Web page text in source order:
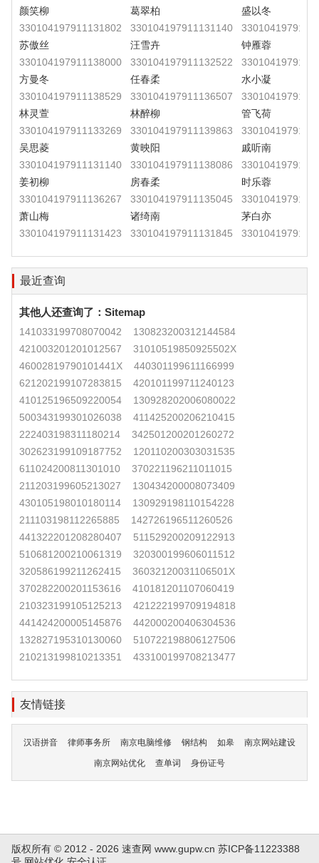
颜笑柳
330104197911131802
葛翠柏
330104197911131140
盛以冬
苏傲丝
330104197911138000
汪雪卉
330104197911132522
钟雁蓉
方曼冬
330104197911138529
任春柔
330104197911136507
水小凝
林灵萱
330104197911133269
林醉柳
330104197911139863
管飞荷
吴思菱
330104197911131140
黄映阳
330104197911138086
戚听南
姜初柳
330104197911136267
房春柔
330104197911135045
时乐蓉
萧山梅
330104197911131423
诸绮南
330104197911131845
茅白亦
最近查询
其他人还查询了： Sitemap
141033199708070042
130823200312144584
421003201201012567
31010519850925502X
46002819790101441X
440301199611166999
621202199107283815
420101199711240123
410125196509220054
130928202006080022
500343199301026038
411425200206210415
222403198311180214
342501200201260272
302623199109187752
120110200303031535
611024200811301010
370221196211011015
211203199605213027
130434200008073409
430105198010180114
130929198110154228
211103198112265885
142726196511260526
441322201208280407
511529200209122913
510681200210061319
320300199606011512
320586199211262415
36032120031106501X
370282200201153616
410181201107060419
210323199105125213
421222199709194818
441424200005145876
442000200406304536
132827195310130060
510722198806127506
210213199810213351
433100199708213477
友情链接
汉语拼音 律师事务所 南京电脑维修 钢结构 如皋 南京网站建设
南京网站优化 查单词 身份证号
版权所有 © 2012 - 2026 速查网 www.gupw.cn 苏ICP备11223388